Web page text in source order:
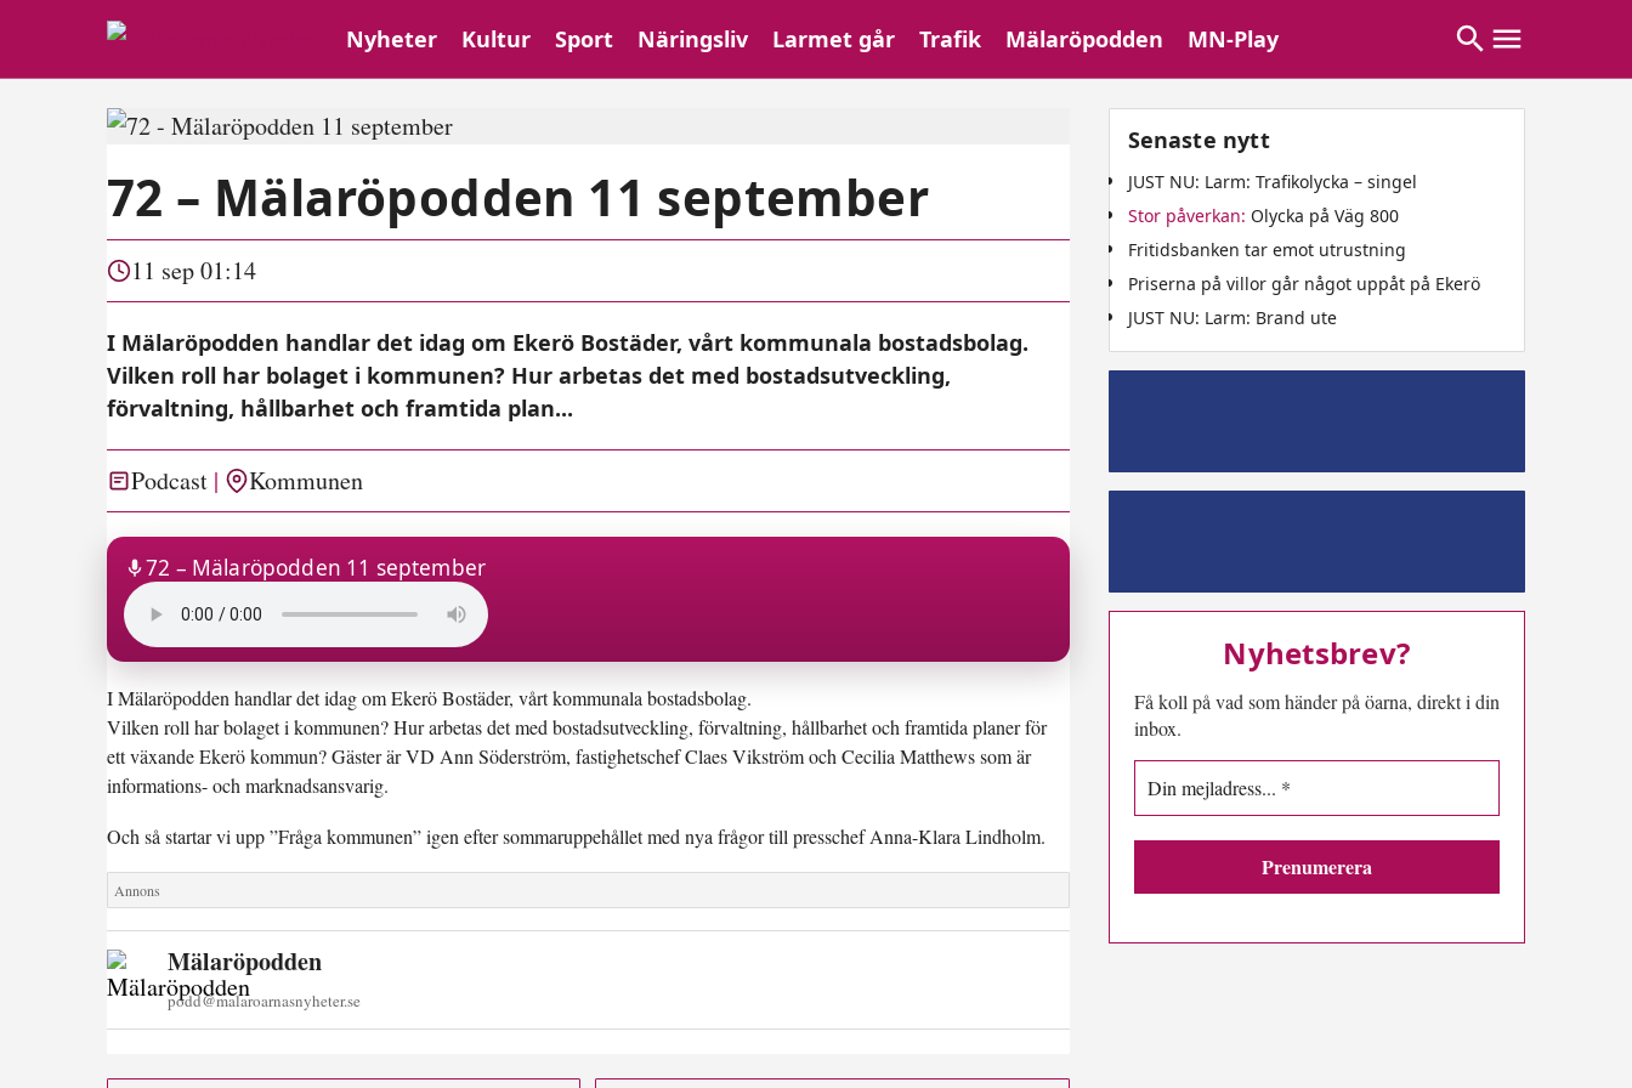
Nyheter Kultur Sport Näringsliv Larmet går Trafik Mälaröpodden MN-Play
72 – Mälaröpodden 11 september
11 sep 01:14
I Mälaröpodden handlar det idag om Ekerö Bostäder, vårt kommunala bostadsbolag.
Vilken roll har bolaget i kommunen? Hur arbetas det med bostadsutveckling,
förvaltning, hållbarhet och framtida plan...
Podcast Kommunen
31:20
72 – Mälaröpodden 11 september
I Mälaröpodden handlar det idag om Ekerö Bostäder, vårt kommunala bostadsbolag.
Vilken roll har bolaget i kommunen? Hur arbetas det med bostadsutveckling, förvaltning, hållbarhet och framtida planer för
ett växande Ekerö kommun? Gäster är VD Ann Söderström, fastighetschef Claes Vikström och Cecilia Matthews som är
informations- och marknadsansvarig.
Och så startar vi upp ”Fråga kommunen” igen efter sommaruppehållet med nya frågor till presschef Anna-Klara Lindholm.
Mälaröpodden
podd@malaroarnasnyheter.se
Senaste nytt
JUST NU: Larm: Trafikolycka – singel
Stor påverkan: Olycka på Väg 800
Fritidsbanken tar emot utrustning
Priserna på villor går något uppåt på Ekerö
JUST NU: Larm: Brand ute
Nyhetsbrev?
Få koll på vad som händer på öarna, direkt i din
inbox.